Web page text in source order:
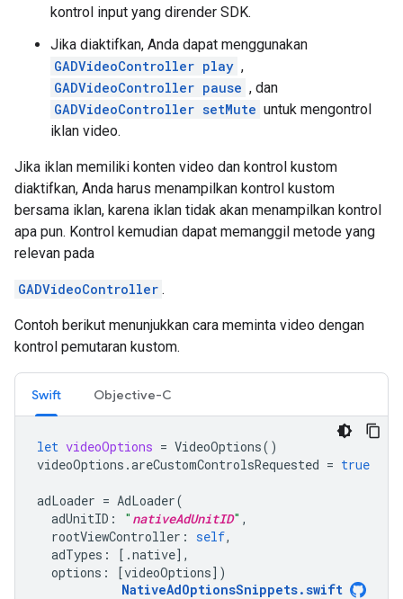
kontrol input yang dirender SDK.
Jika diaktifkan, Anda dapat menggunakan
GADVideoController play ,
GADVideoController pause , dan
GADVideoController setMute untuk mengontrol
iklan video.
Jika iklan memiliki konten video dan kontrol kustom
diaktifkan, Anda harus menampilkan kontrol kustom
bersama iklan, karena iklan tidak akan menampilkan kontrol
apa pun. Kontrol kemudian dapat memanggil metode yang
relevan pada
GADVideoController .
Contoh berikut menunjukkan cara meminta video dengan
kontrol pemutaran kustom.
Swift Objective-C
let videoOptions = VideoOptions()
videoOptions .areCustomControlsRequested = true
adLoader = AdLoader(
adUnitID : " nativeAdUnitID" ,
rootViewController : self,
adTypes : [.native],
options : [videoOptions])
NativeAdOptionsSnippets.swift